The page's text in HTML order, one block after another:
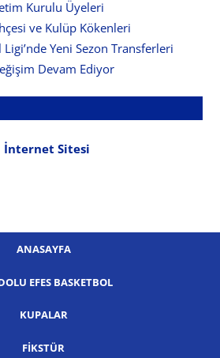
Kurulu Üyeleri
ve Kulüp Kökenleri
Yeni Sezon Transferleri
Devam Ediyor
İnternet Sitesi
ANASAYFA
EFES BASKETBOL
KUPALAR
FIKSTÜR